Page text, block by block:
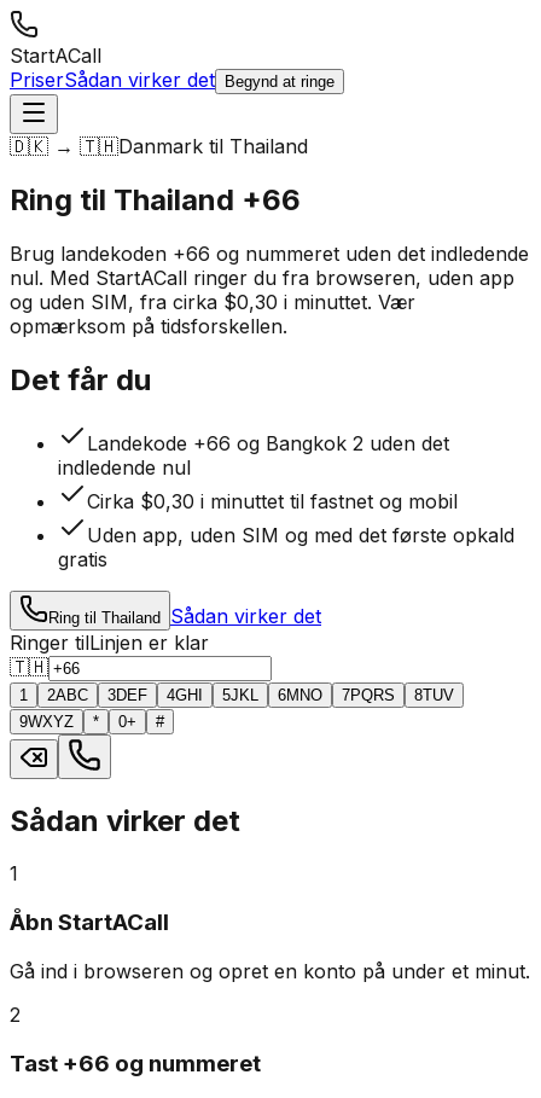
StartACall
PriserSådan virker det Begynd at ringe
🇩🇰 → 🇹🇭Danmark til Thailand
Ring til Thailand +66
Brug landekoden +66 og nummeret uden det indledende
nul. Med StartACall ringer du fra browseren, uden app
og uden SIM, fra cirka $0,30 i minuttet. Vær
opmærksom på tidsforskellen.
Det får du
Landekode +66 og Bangkok 2 uden det
indledende nul
Cirka $0,30 i minuttet til fastnet og mobil
Uden app, uden SIM og med det første opkald
gratis
Ring til Thailand Sådan virker det
Ringer tilLinjen er klar
🇹🇭
1 2ABC 3DEF 4GHI 5JKL 6MNO 7PQRS 8TUV
9WXYZ * 0+ #
Sådan virker det
1
Åbn StartACall
Gå ind i browseren og opret en konto på under et minut.
2
Tast +66 og nummeret